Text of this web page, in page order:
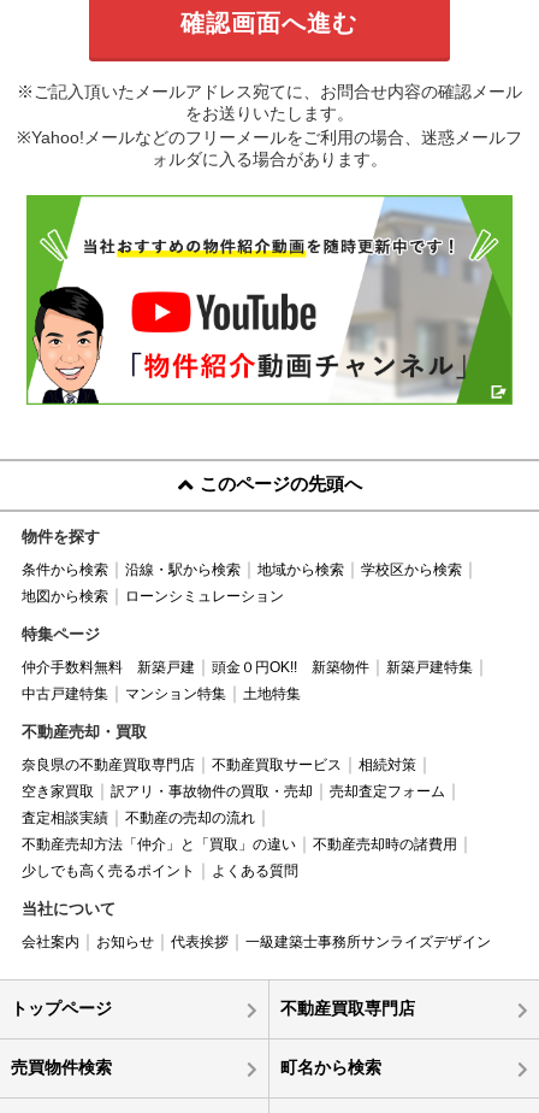
※ご記入頂いたメールアドレス宛てに、お問合せ内容の確認メール
をお送りいたします。
※Yahoo!メールなどのフリーメールをご利用の場合、迷惑メールフ
ォルダに入る場合があります。
このページの先頭へ
物件を探す
条件から検索 沿線・駅から検索 地域から検索
学校区から検索
地図から検索
ローンシミュレーション
特集ページ
仲介手数料無料 新築戸建 頭金０円OK!! 新築物件
新築戸建特集
中古戸建特集
マンション特集 土地特集
不動産売却・買取
奈良県の不動産買取専門店 不動産買取サービス
相続対策
空き家買取
訳アリ・事故物件の買取・売却
売却査定フォーム
査定相談実績
不動産の売却の流れ
不動産売却方法「仲介」と「買取」の違い
不動産売却時の諸費用
少しでも高く売るポイント
よくある質問
当社について
会社案内 お知らせ 代表挨拶 一級建築士事務所サンライズデザイン
トップページ 不動産買取専門店
売買物件検索 町名から検索